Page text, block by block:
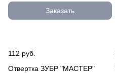
№2х40м JSD006
Заказать
112 руб.
Отвертка ЗУБР "МАСТЕР"